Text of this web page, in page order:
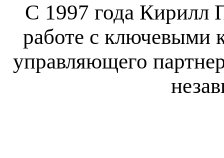
С 1997 года Кирилл
работе с ключевыми
управляющего